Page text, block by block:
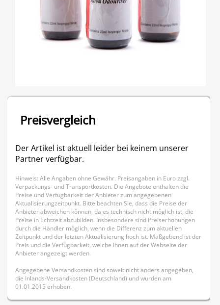
Preisvergleich
Der Artikel ist aktuell leider bei keinem unserer
Partner verfügbar.
Hinweis: Alle Angaben ohne Gewähr. Preisangaben in Euro zzgl.
Verpackungs- und Transportkosten. Die Angebote enthalten die
Preise und Verfügbarkeit der Anbieter zum angegebenen
Aktualisierungzeitpunkt. Bitte beachten Sie, dass die Preise der
Anbieter abweichen können, da es technisch nicht möglich ist, die
Preise in Echtzeit abzubilden. Insbesondere sind Preiserhöhungen
durch die Händler möglich, wenn die Differenz zum aktuellen
Zeitpunkt und der letzten Aktualisierung hoch ist. Maßgebend ist der
Preis und die Verfügbarkeit, welche Ihnen auf der Webseite der
Anbieter angezeigt werden.
Angegebene Versandkosten sind soweit nicht anders angegeben,
die Inlands-Versandkosten (Deutschland) und wurden am
01.01.2015 erhoben.